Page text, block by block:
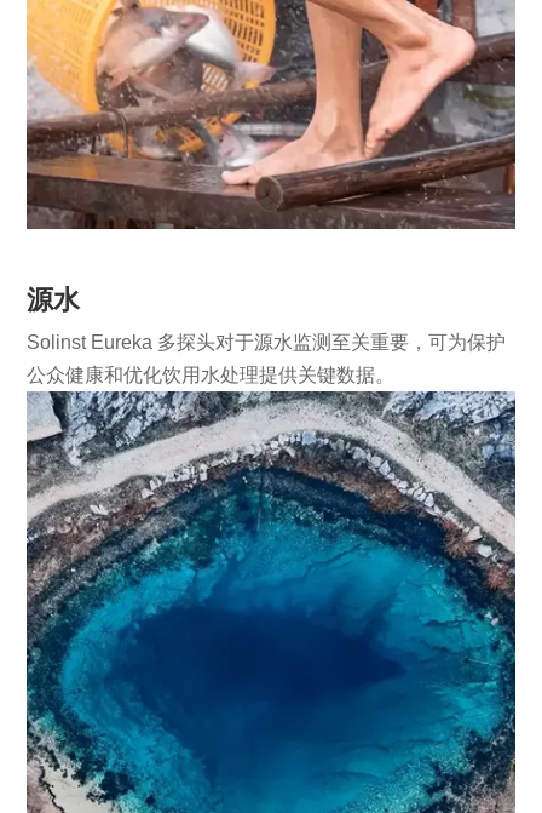
源水
Solinst Eureka 多探头对于源水监测至关重要，可为保护
公众健康和优化饮用水处理提供关键数据。